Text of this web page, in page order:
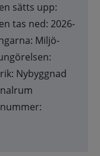
sätts upp:
tas ned: 2026-
Miljö-
Nybyggnad